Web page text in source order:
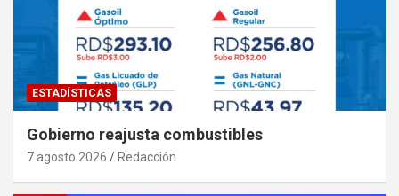
ESTADÍSTICAS
Gobierno reajusta combustibles
7 agosto 2026 Redacción